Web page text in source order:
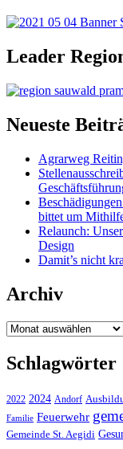
Leader
Neueste
Agrarweg
bittet um
Relaunch:
Design
Damit’s nicht
Archiv
Archiv
Schlagwörter
2022 2024 Andorf
Familie Feuerwehr
Gemeinde St. Aegidi